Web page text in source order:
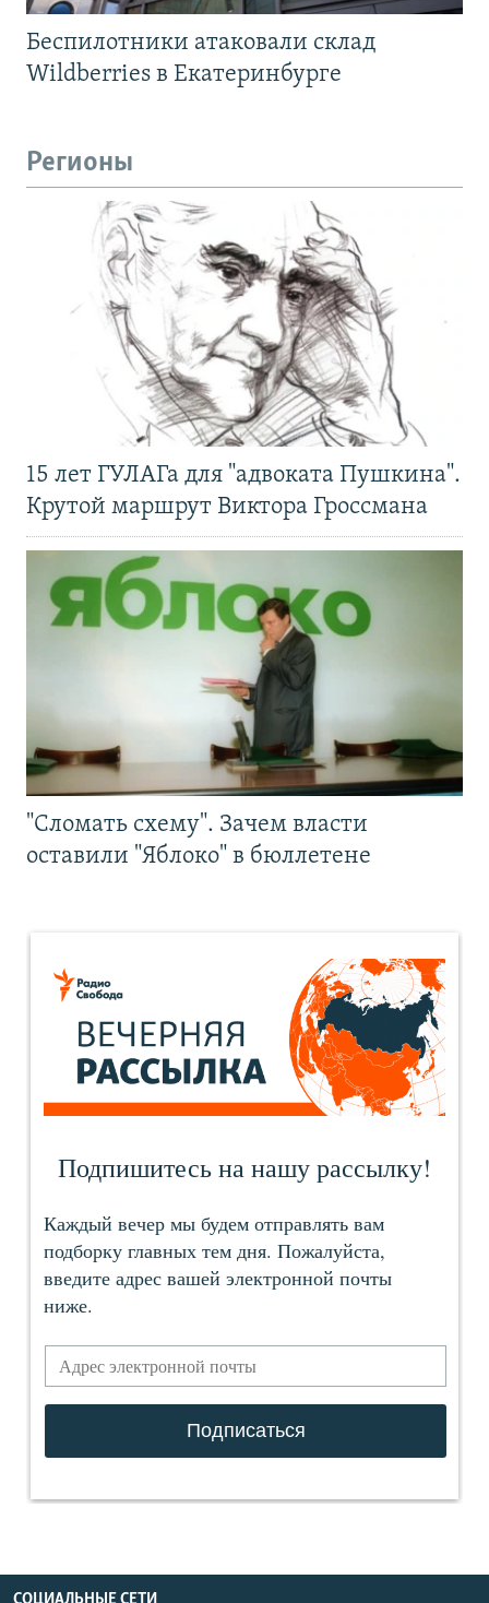
Беспилотники атаковали склад
Wildberries в Екатеринбурге
Регионы
15 лет ГУЛАГа для "адвоката Пушкина".
Крутой маршрут Виктора Гроссмана
"Сломать схему". Зачем власти
оставили "Яблоко" в бюллетене